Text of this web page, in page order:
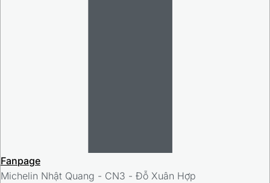
Fanpage
Michelin Nhật Quang - CN3 - Đỗ Xuân Hợp